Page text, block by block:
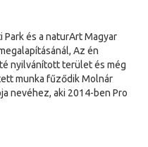
és a naturArt Magyar
Az én
nyilvánított terület és még
munka fűződik Molnár
nevéhez, aki 2014-ben Pro